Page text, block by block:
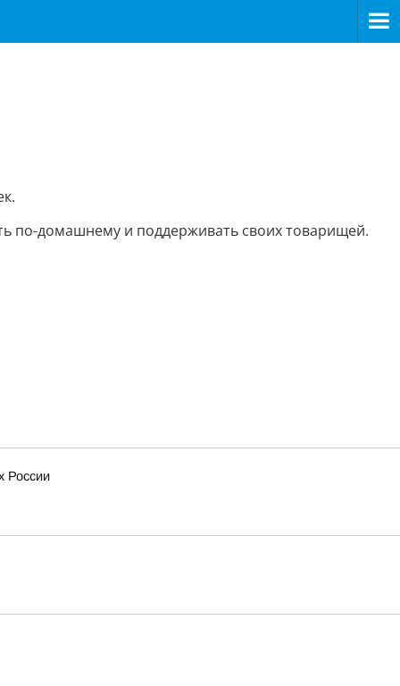
по-домашнему и поддерживать своих товарищей.
России